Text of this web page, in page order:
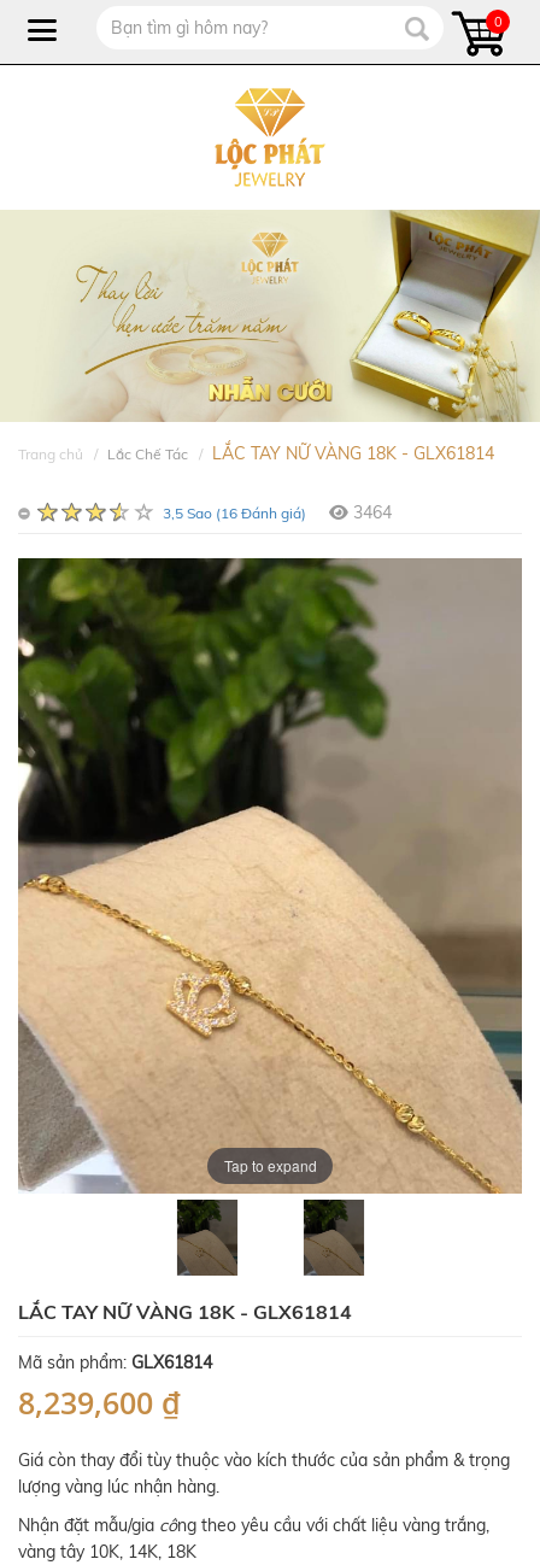
0
Trang chủ Lắc Chế Tác LẮC TAY NỮ VÀNG 18K - GLX61814
3,5 Sao (16 Đánh giá) 3464
Tap to expand
LẮC TAY NỮ VÀNG 18K - GLX61814
Mã sản phẩm: GLX61814
8,239,600 ₫
Giá còn thay đổi tùy thuộc vào kích thước của sản phẩm & trọng
lượng vàng lúc nhận hàng.
Nhận đặt mẫu/gia công theo yêu cầu với chất liệu vàng trắng,
vàng tây 10K, 14K, 18K